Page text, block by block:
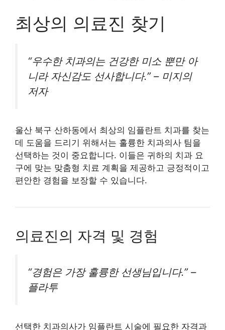
최상의 의료진 찾기
“우수한 치과의는 건강한 미소 뿐만 아
니라 자신감도 선사합니다.” – 미지의
저자
울산 북구 산하동에서 최상의 임플란트 치과를 찾는
데 도움을 드리기 위해서는 훌륭한 치과의사 팀을
선택하는 것이 중요합니다. 이들은 귀하의 치과 요
구에 맞는 맞춤형 치료 계획을 제공하고 긍정적이고
편안한 경험을 보장할 수 있습니다.
의료진의 자격 및 경험
“경험은 가장 훌륭한 선생님입니다.” –
플라투
선택한 치과의사가 임플란트 시술에 필요한 자격과